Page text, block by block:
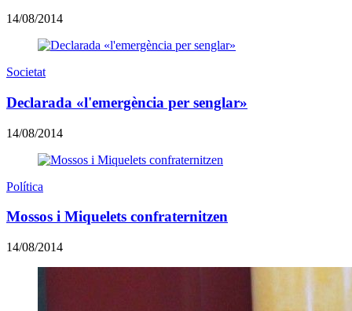
14/08/2014
Societat
Declarada «l'emergència per senglar»
14/08/2014
Política
Mossos i Miquelets confraternitzen
14/08/2014